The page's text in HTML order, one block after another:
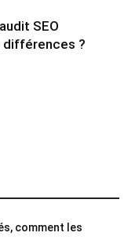
SEO
différences ?
comment les